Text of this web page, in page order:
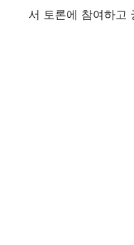
서 토론에 참여하고